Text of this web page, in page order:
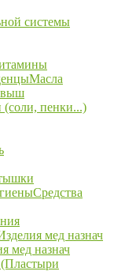
системы
Масла
(соли, пенки...)
Средства
мед назнач
мед назнач
(Пластыри